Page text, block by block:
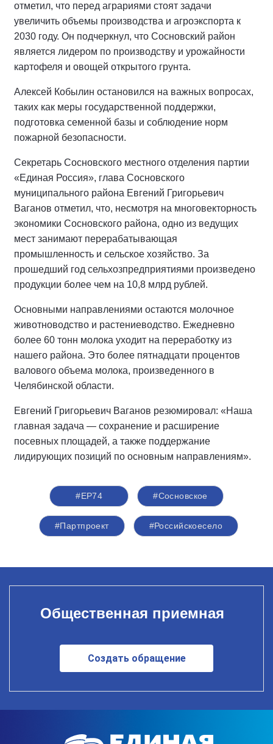
отметил, что перед аграриями стоят задачи
увеличить объемы производства и агроэкспорта к
2030 году. Он подчеркнул, что Сосновский район
является лидером по производству и урожайности
картофеля и овощей открытого грунта.
Алексей Кобылин остановился на важных вопросах,
таких как меры государственной поддержки,
подготовка семенной базы и соблюдение норм
пожарной безопасности.
Секретарь Сосновского местного отделения партии
«Единая Россия», глава Сосновского
муниципального района Евгений Григорьевич
Ваганов отметил, что, несмотря на многовекторность
экономики Сосновского района, одно из ведущих
мест занимают перерабатывающая
промышленность и сельское хозяйство. За
прошедший год сельхозпредприятиями произведено
продукции более чем на 10,8 млрд рублей.
Основными направлениями остаются молочное
животноводство и растениеводство. Ежедневно
более 60 тонн молока уходит на переработку из
нашего района. Это более пятнадцати процентов
валового объема молока, произведенного в
Челябинской области.
Евгений Григорьевич Ваганов резюмировал: «Наша
главная задача — сохранение и расширение
посевных площадей, а также поддержание
лидирующих позиций по основным направлениям».
#ЕР74 #Сосновское
#Партпроект #Российскоесело
Общественная приемная
Создать обращение